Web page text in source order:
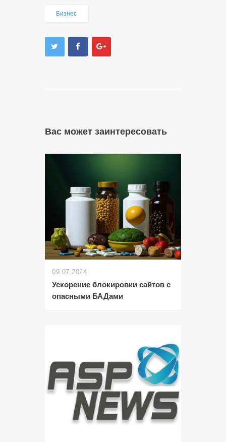
Бизнес
Вас может заинтересовать
09.07.2024
Ускорение блокировки сайтов с
опасными БАДами